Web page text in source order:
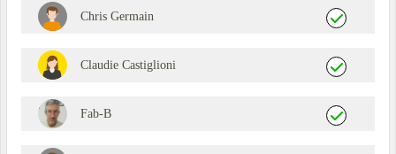
Chris Germain
Claudie Castiglioni
Fab-B